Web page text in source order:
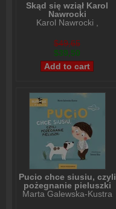
Skąd się wziął Karol
Nawrocki
Karol Nawrocki
$49,65
$39,50
Pucio chce siusiu, czyli
pożegnanie pieluszki
Marta Galewska-Kustra